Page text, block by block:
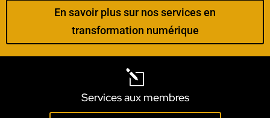
En savoir plus sur nos services en
transformation numérique
l
Services aux membres